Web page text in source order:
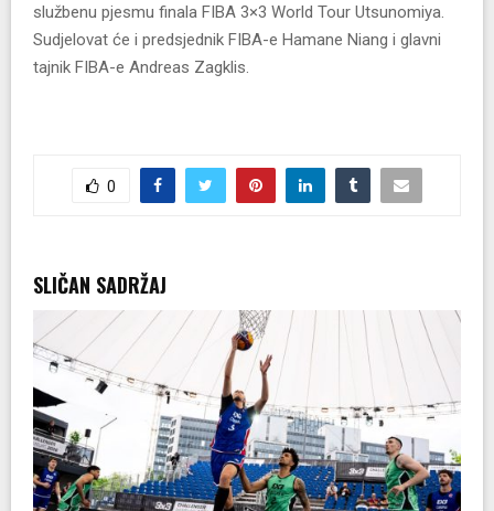
službenu pjesmu finala FIBA 3×3 World Tour Utsunomiya.
Sudjelovat će i predsjednik FIBA-e Hamane Niang i glavni
tajnik FIBA-e Andreas Zagklis.
0
SLIČAN SADRŽAJ